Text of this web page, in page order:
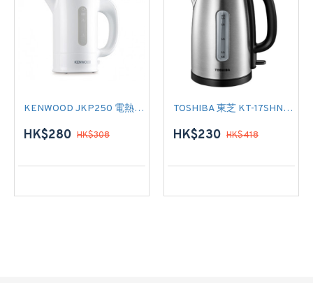
KENWOOD JKP250 電熱水壺
HK$280 HK$308
TOSHIBA 東芝 KT-17SHNH 電熱水壺
HK$230 HK$418